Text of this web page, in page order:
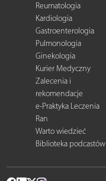
Reumatologia
Kardiologia
Gastroenterologia
Pulmonologia
Ginekologia
Kurier Medyczny
Zalecenia i
rekomendacje
e-Praktyka Leczenia
Ran
Warto wiedzieć
Biblioteka podcastów